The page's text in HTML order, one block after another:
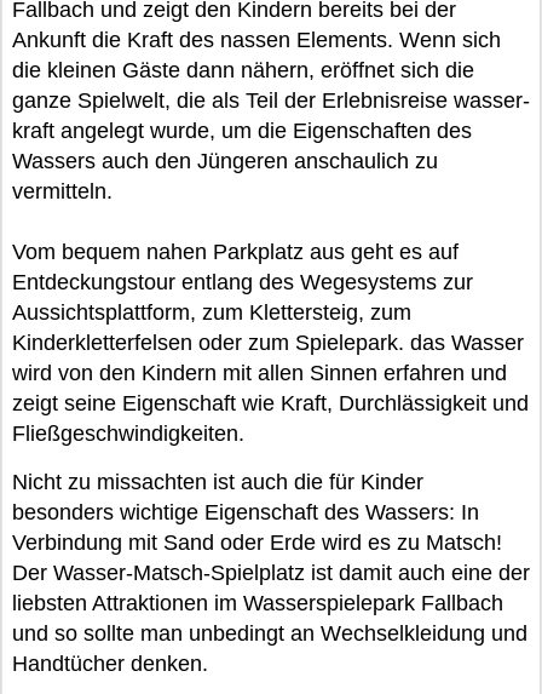
Fallbach und zeigt den Kindern bereits bei der
Ankunft die Kraft des nassen Elements. Wenn sich
die kleinen Gäste dann nähern, eröffnet sich die
ganze Spielwelt, die als Teil der Erlebnisreise wasser-
kraft angelegt wurde, um die Eigenschaften des
Wassers auch den Jüngeren anschaulich zu
vermitteln.
Vom bequem nahen Parkplatz aus geht es auf
Entdeckungstour entlang des Wegesystems zur
Aussichtsplattform, zum Klettersteig, zum
Kinderkletterfelsen oder zum Spielepark. das Wasser
wird von den Kindern mit allen Sinnen erfahren und
zeigt seine Eigenschaft wie Kraft, Durchlässigkeit und
Fließgeschwindigkeiten.
Nicht zu missachten ist auch die für Kinder
besonders wichtige Eigenschaft des Wassers: In
Verbindung mit Sand oder Erde wird es zu Matsch!
Der Wasser-Matsch-Spielplatz ist damit auch eine der
liebsten Attraktionen im Wasserspielepark Fallbach
und so sollte man unbedingt an Wechselkleidung und
Handtücher denken.